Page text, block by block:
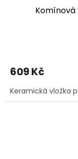
609 Kč
Keramická vložka